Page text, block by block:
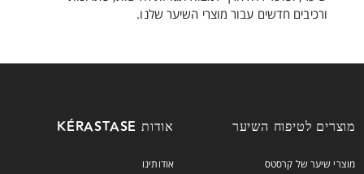
ורכיבים חדשים עבור מוצרי השיער שלנו.
מוצרים לטיפוח השיער
מוצרי שיער של קרסטס
אודות KÉRASTASE
אודותינו